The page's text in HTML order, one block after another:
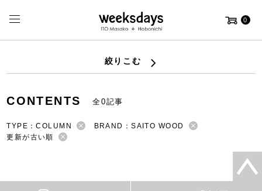
0
絞りこむ
CONTENTS 全0記事
TYPE：COLUMN
BRAND：SAITO WOOD
更新が古い順